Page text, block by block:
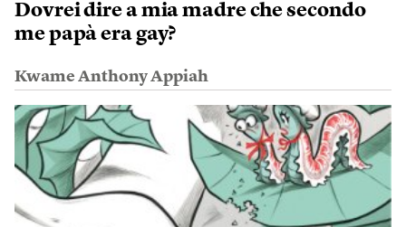
Dovrei dire a mia madre che secondo
me papà era gay?
Kwame Anthony Appiah